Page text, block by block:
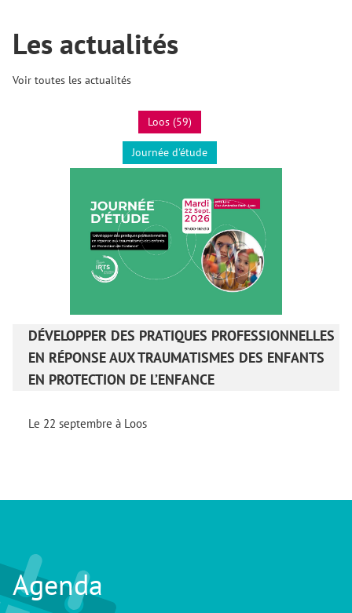
Les actualités
Voir toutes les actualités
Loos (59)
Journée d'étude
DÉVELOPPER DES PRATIQUES PROFESSIONNELLES
EN RÉPONSE AUX TRAUMATISMES DES ENFANTS
EN PROTECTION DE L’ENFANCE
Le 22 septembre à Loos
Agenda